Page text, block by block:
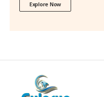
Explore Now